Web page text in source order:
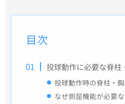
目次
投球動作に必要な脊柱
投球動作時の脊柱・
なぜ側屈機能が必要